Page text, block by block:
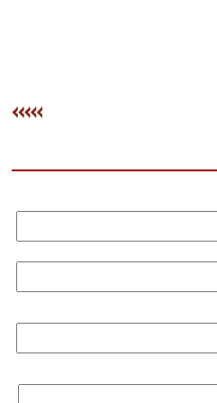
بيئة
أبراج
سيارات